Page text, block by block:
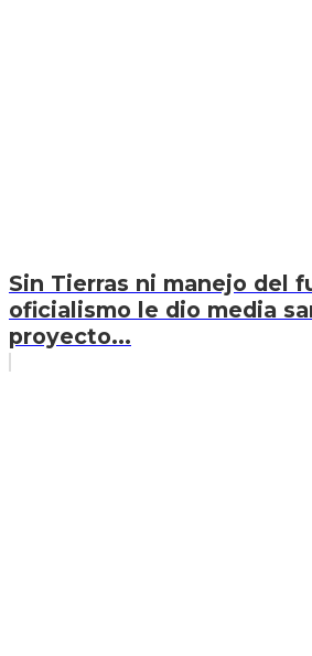
Sin Tierras ni manejo del
oficialismo le dio media
proyecto...